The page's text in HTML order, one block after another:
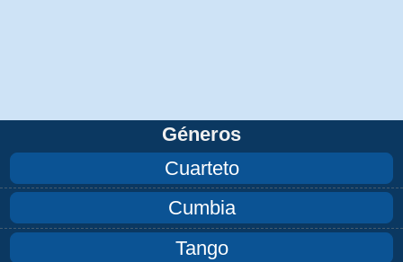
Géneros
Cuarteto
Cumbia
Tango